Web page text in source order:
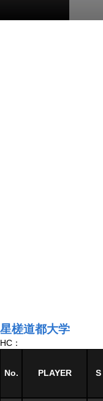
星槎道都大学
HC：
No. PLAYER S